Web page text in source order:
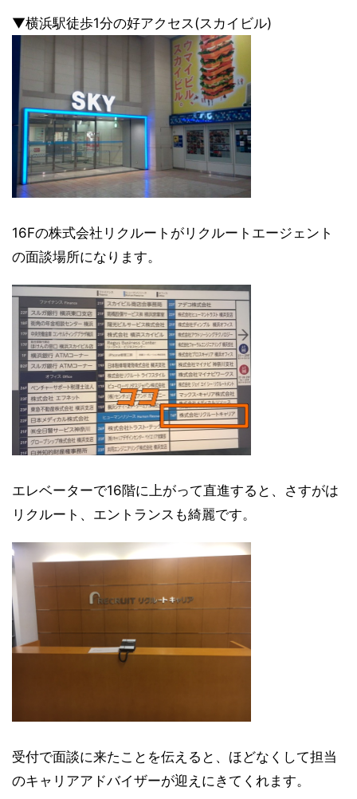
▼横浜駅徒歩1分の好アクセス(スカイビル)
16Fの株式会社リクルートがリクルートエージェント
の面談場所になります。
エレベーターで16階に上がって直進すると、さすがは
リクルート、エントランスも綺麗です。
受付で面談に来たことを伝えると、ほどなくして担当
のキャリアアドバイザーが迎えにきてくれます。